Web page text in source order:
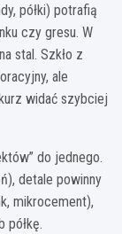
półki) potrafią
czy gresu. W
stal. Szkło z
ale
widać szybciej
do jednego.
detale powinny
mikrocement),
półkę.